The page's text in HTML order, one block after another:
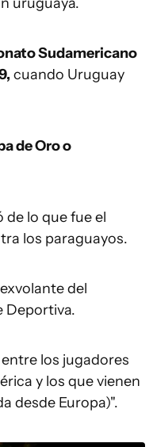
Sudamericano
cuando Uruguay
de Oro o
de lo que fue el
los paraguayos.
del
Deportiva.
los jugadores
y los que vienen
desde Europa)".